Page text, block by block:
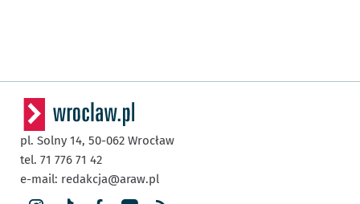
pl. Solny 14, 50-062 Wrocław
tel. 71 776 71 42
e-mail: redakcja@araw.pl